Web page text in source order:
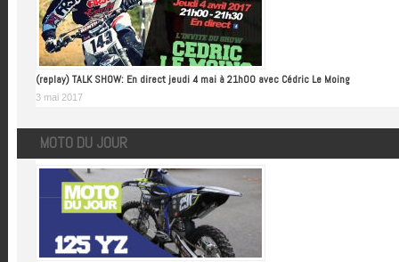
(replay) TALK SHOW: En direct jeudi 4 mai à 21h00 avec Cédric Le Moing
3 mai 2017
MOTO DU JOUR